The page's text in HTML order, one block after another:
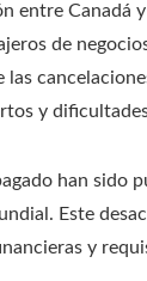
entre Canadá
de
y
han sido
Este
y